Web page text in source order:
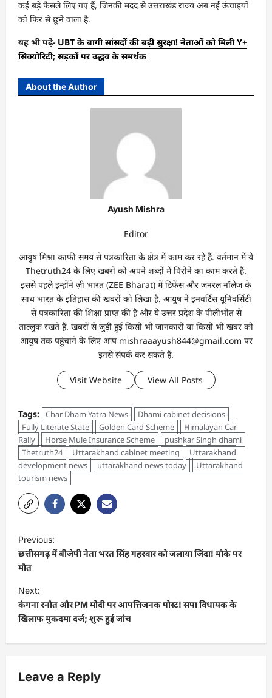
कई बड़े फैसले लिए गए हैं, जिनकी मदद से उत्तराखंड राज्य अब नई ऊंचाइयों
को फिर से छूने वाला है.
यह भी पढे़ं- UBT के बागी सांसदों की बढ़ी सुरक्षा! नेताओं को मिली Y+
सिक्योरिटी; सड़कों पर उद्धव के समर्थक
About the Author
Ayush Mishra
Editor
आयुष मिश्रा काफी समय से पत्रकारिता के क्षेत्र में काम कर रहे हैं. वर्तमान में ये
Thetruth24 के लिए खबरों को अपने शब्दों में पिरोने का काम करते हैं.
इससे पहले इन्होंने ज़ी भारत (ZEE Bharat) में डिफेंस और जनरल नॉलेज के
साथ भारत के इतिहास की खबरों को लिखा है. आयुष ने इनवर्टिस यूनिवर्सिटी
से पत्रकारिता की शिक्षा प्राप्त की है और ये उत्तर प्रदेश के पीलीभीत से
ताल्लुक रखते हैं. खबरों से जुड़ी हुई किसी भी जानकारी या किसी भी खबर को
आयुष तक पहुंचाने के लिए आप mishraaayush844@gmail.com पर
इनसे संपर्क कर सकते हैं.
Visit Website View All Posts
Tags: Char Dham Yatra News
Dhami cabinet decisions
Fully Literate State
Golden Card Scheme
Himalayan Car
Rally
Horse Mule Insurance Scheme
pushkar Singh dhami
Thetruth24
Uttarakhand cabinet meeting
Uttarakhand
development news
uttarakhand news today
Uttarakhand
tourism news
Previous:
छत्तीसगढ़ में बीजेपी नेता भरत सिंह गहरवार को जलाया जिंदा! मौके पर
मौत
Next:
कंगना रनौत और PM मोदी पर आपत्तिजनक पोस्ट! सपा विधायक के
खिलाफ मुकदमा दर्ज; शुरू हुई जांच
Leave a Reply